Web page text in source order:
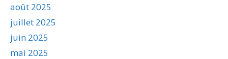
août 2025
juillet 2025
juin 2025
mai 2025